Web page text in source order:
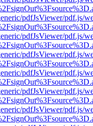
pdfJsViewer/pdf.js/
pdfJsViewer/pdf.js/
pdfJsViewer/pdf.js/
pdfJsViewer/pdf.js/
pdfJsViewer/pdf.js/
pdfJsViewer/pdf.js/